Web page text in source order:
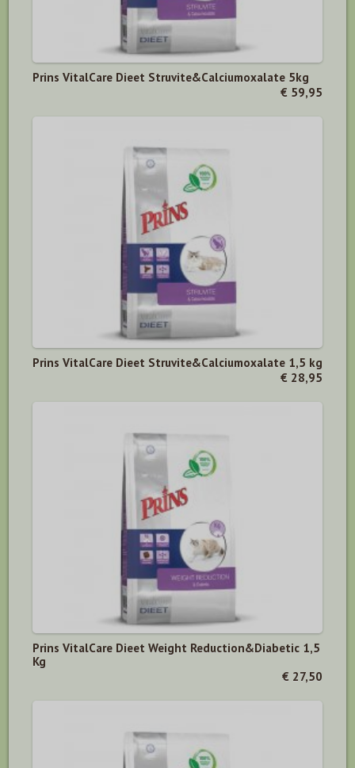
Prins VitalCare Dieet Struvite&Calciumoxalate 5kg
€ 59,95
Prins VitalCare Dieet Struvite&Calciumoxalate 1,5 kg
€ 28,95
Prins VitalCare Dieet Weight Reduction&Diabetic 1,5
Kg
€ 27,50